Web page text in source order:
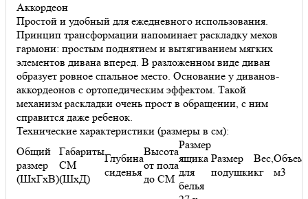
Аккордеон
Простой и удобный для ежедневного использования.
Принцип трансформации напоминает раскладку мехов
гармони: простым поднятием и вытягиванием мягких
элементов дивана вперед. В разложенном виде диван
образует ровное спальное место. Основание у диванов-
аккордеонов с ортопедическим эффектом. Такой
механизм раскладки очень прост в обращении, с ним
справится даже ребенок.
Технические характеристики (размеры в см):
Общий
размер
(ШхГхВ)
Габариты
СМ
(ШхД)
Глубина
сиденья
Высота
от пола
до СМ
Размер
ящика
для
белья
Размер
подушки
Вес,
кг
Объем
м3